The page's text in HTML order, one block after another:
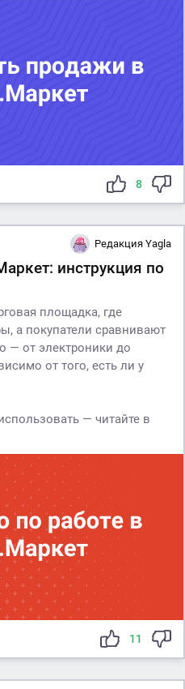
8
Редакция Yagla
инструкция по
площадка, где
а покупатели сравнивают
— от электроники до
от того, есть ли у
— читайте в
11